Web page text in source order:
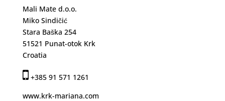
Mali Mate d.o.o.
Miko Sindičić
Stara Baška 254
51521 Punat-otok Krk
Croatia
+385 91 571 1261
www.krk-mariana.com